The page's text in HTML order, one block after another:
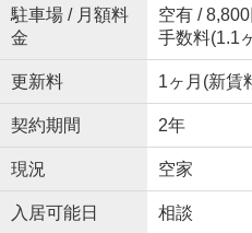
駐車場 / 月額料
金
空有 /
手数料(1.1
更新料 1ヶ月(新賃
契約期間 2年
現況 空家
入居可能日 相談